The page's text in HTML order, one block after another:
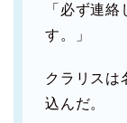
「必ず連
す。」
クラリスは
込んだ。